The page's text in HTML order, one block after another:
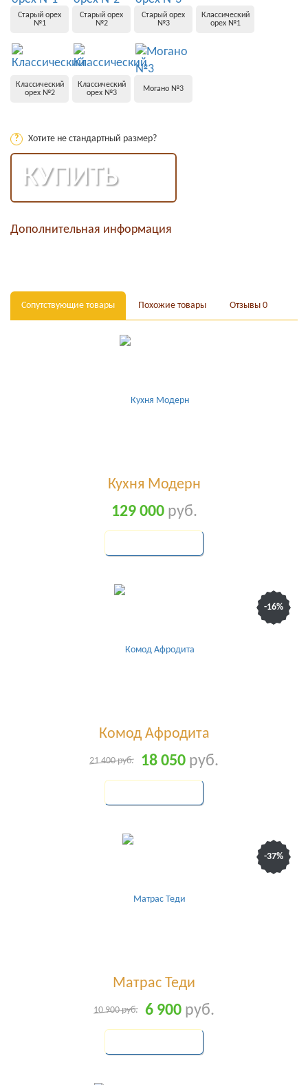
? Хотите не стандартный размер?
КУПИТЬ
Старый орех
№1
Старый орех
№2
Старый орех
№3
Классический
орех №1
Классический
орех №2
Классический
орех №3
Могано №3
Дополнительная информация
Сопутствующие товары Похожие товары Отзывы 0
Кухня Модерн
129 000руб.
Комод Афродита
21 400руб. 18 050 руб.
-16%
Матрас Теди
10 900руб. 6 900 руб.
-37%